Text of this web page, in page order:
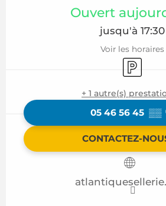
Ouvert
jusqu'à 17:30
Voir les horaires
Parking
+ 1 autre(s)
05 46 56 45 ▒▒
CONTACTEZ-